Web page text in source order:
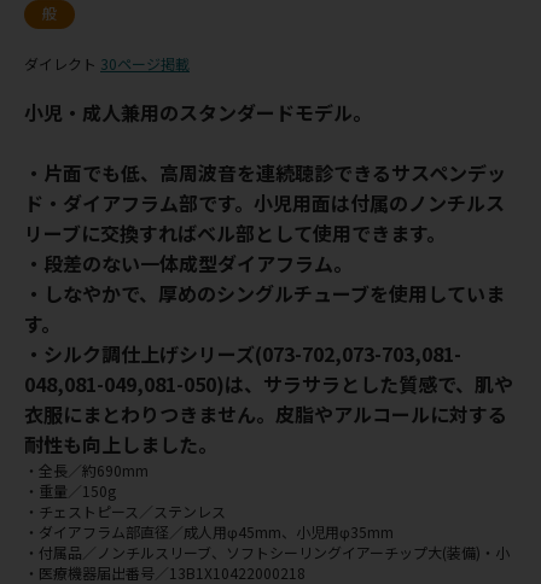
般
ダイレクト 30ページ掲載
小児・成人兼用のスタンダードモデル。
・片面でも低、高周波音を連続聴診できるサスペンデッ
ド・ダイアフラム部です。小児用面は付属のノンチルス
リーブに交換すればベル部として使用できます。
・段差のない一体成型ダイアフラム。
・しなやかで、厚めのシングルチューブを使用していま
す。
・シルク調仕上げシリーズ(073-702,073-703,081-
048,081-049,081-050)は、サラサラとした質感で、肌や
衣服にまとわりつきません。皮脂やアルコールに対する
耐性も向上しました。
・全長／約690mm
・重量／150g
・チェストピース／ステンレス
・ダイアフラム部直径／成人用φ45mm、小児用φ35mm
・付属品／ノンチルスリーブ、ソフトシーリングイアーチップ大(装備)・小
・医療機器届出番号／13B1X10422000218